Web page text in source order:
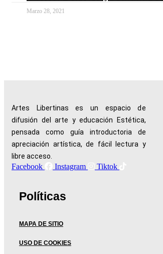
Marzo 28, 2021
Artes Libertinas es un espacio de
difusión del arte y educación Estética,
pensada como guía introductoria de
apreciación artística, de fácil lectura y
libre acceso.
Facebook Instagram Tiktok
Políticas
MAPA DE SITIO
USO DE COOKIES